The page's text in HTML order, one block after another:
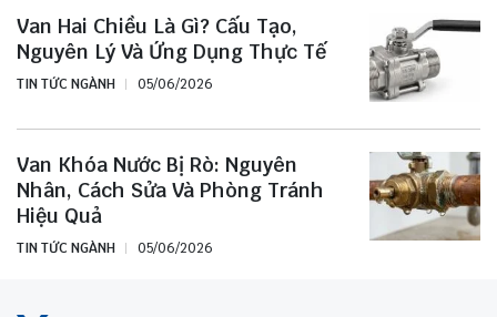
Van Hai Chiều Là Gì? Cấu Tạo,
Nguyên Lý Và Ứng Dụng Thực Tế
TIN TỨC NGÀNH 05/06/2026
Van Khóa Nước Bị Rò: Nguyên
Nhân, Cách Sửa Và Phòng Tránh
Hiệu Quả
TIN TỨC NGÀNH 05/06/2026